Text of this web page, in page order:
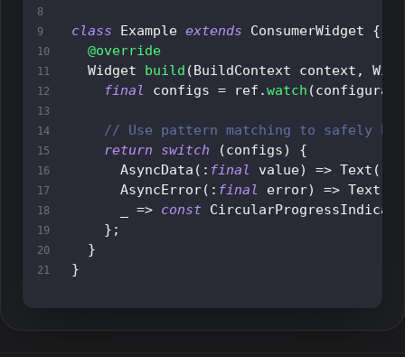
class Example extends ConsumerWidget
{
@override
Widget
build (BuildContext context ,
final
configs = ref .watch (
// Use pattern matching to safely
return
switch (configs)
{
AsyncData ( : final value) => Text (
AsyncError( : final error) => Text
      _
=> const
} ;
}
}